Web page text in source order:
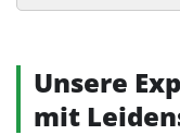
Alternative:
Unsere
mit